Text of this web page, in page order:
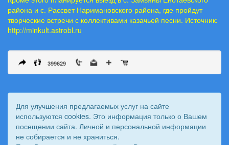
района и с. Рассвет Наримановского района, где пройдут
творческие встречи с коллективами казачьей песни. Источник:
http://minkult.astrobl.ru
399629
Для улучшения предлагаемых услуг на сайте
используются cookies. Это информация только о Вашем
посещении сайта. Личной и персональной информации
не собирается и не храниться.